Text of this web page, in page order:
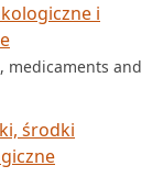
i
medicaments and
środki